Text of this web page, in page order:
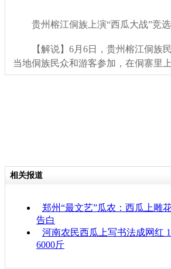
贵州榕江侗族上演“西瓜大战”竞选
【解说】6月6日，贵州榕江侗族民
当地侗族民众和游客参加，在侗寨里
相关报道
郑州“最文艺”瓜农：西瓜上雕
告白
河南农民西瓜上写书法成网红
6000斤